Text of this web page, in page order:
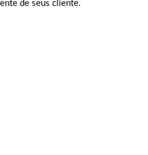
de seus cliente.